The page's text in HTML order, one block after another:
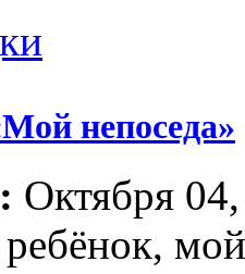
непоседа»
Октября